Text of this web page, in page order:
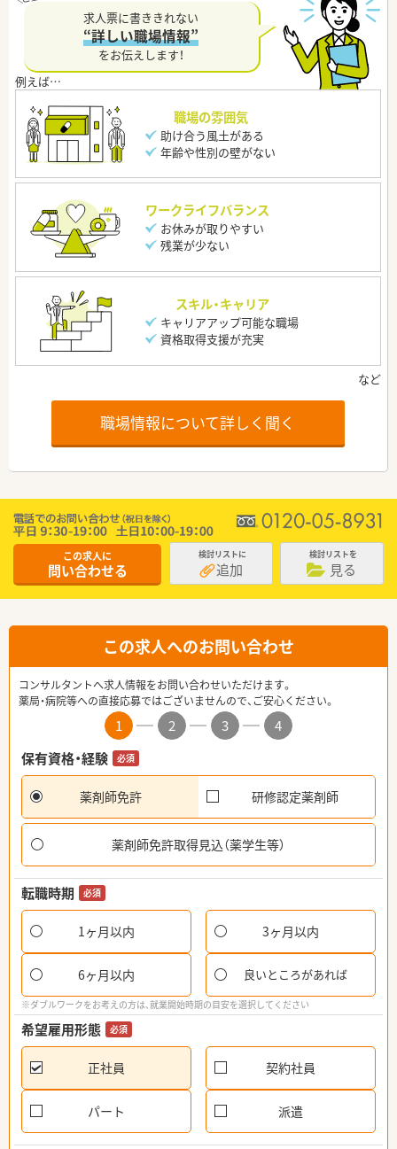
求人票に書ききれない
“詳しい職場情報”
をお伝えします！
職場の雰囲気
助け合う風土がある
年齢や性別の壁がない
ワークライフバランス
お休みが取りやすい
残業が少ない
スキル・キャリア
キャリアアップ可能な職場
資格取得支援が充実
職場情報について詳しく聞く
この求人に
問い合わせる
検討リストに
追加
検討リストを
見る
この求人へのお問い合わせ
コンサルタントへ求人情報をお問い合わせいただけます。
薬局・病院等への直接応募ではございませんので、ご安心ください。
1 2 3
4
保有資格・経験
必須
薬剤師免許 研修認定薬剤師
薬剤師免許取得見込（薬学生等）
転職時期 必須
1ヶ月以内 3ヶ月以内
6ヶ月以内 良いところがあれば
※ダブルワークをお考えの方は、就業開始時期の目安を選択してください
希望雇用形態 必須
正社員 契約社員
パート 派遣